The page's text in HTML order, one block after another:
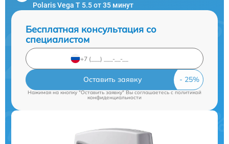
Polaris Vega T 5.5 от 35 минут
Бесплатная консультация со
специалистом
Оставить заявку
Нажимая на кнопку "Оставить заявку" Вы соглашаетесь cполитикой
конфиденциальности